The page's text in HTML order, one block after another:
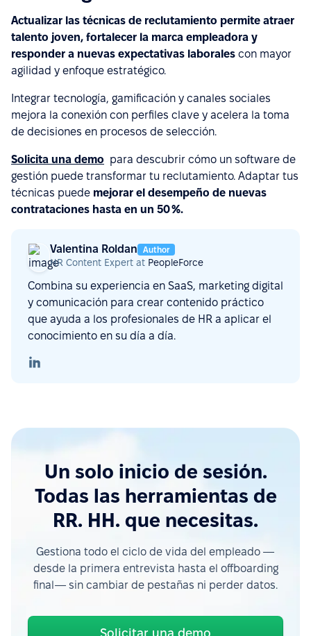
Actualizar las técnicas de reclutamiento permite atraer
talento joven, fortalecer la marca empleadora y
responder a nuevas expectativas laborales con mayor
agilidad y enfoque estratégico.
Integrar tecnología, gamificación y canales sociales
mejora la conexión con perfiles clave y acelera la toma
de decisiones en procesos de selección.
Solicita una demo para descubrir cómo un software de
gestión puede transformar tu reclutamiento. Adaptar tus
técnicas puede mejorar el desempeño de nuevas
contrataciones hasta en un 50 %.
Valentina Roldan Author
HR Content Expert at PeopleForce
Combina su experiencia en SaaS, marketing digital
y comunicación para crear contenido práctico
que ayuda a los profesionales de HR a aplicar el
conocimiento en su día a día.
Un solo inicio de sesión.
Todas las herramientas de
RR. HH. que necesitas.
Gestiona todo el ciclo de vida del empleado —
desde la primera entrevista hasta el offboarding
final— sin cambiar de pestañas ni perder datos.
Solicitar una demo